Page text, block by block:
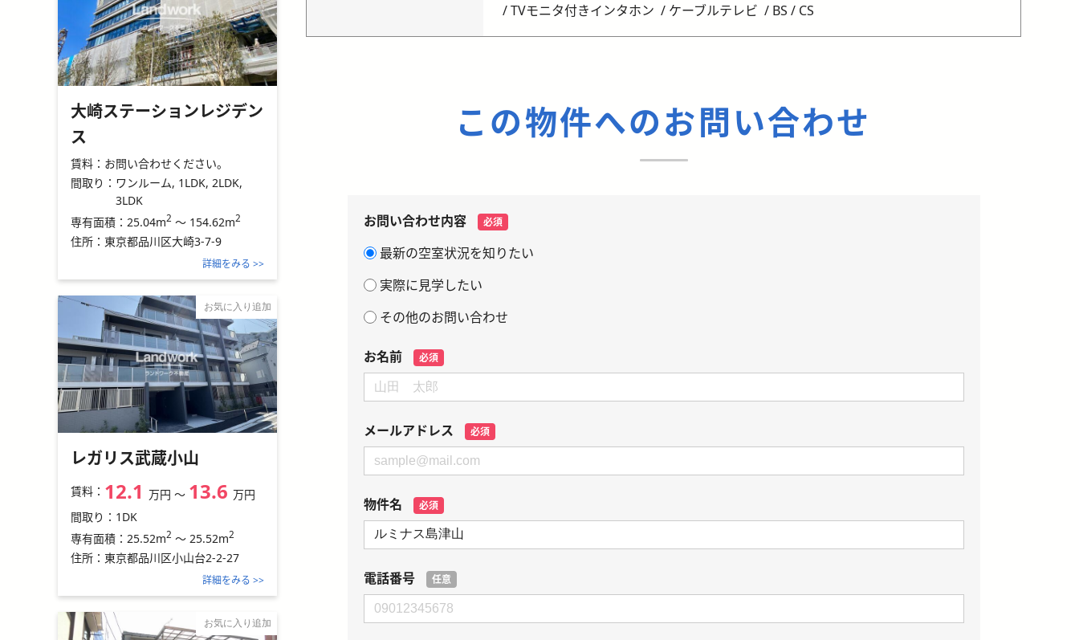
TVモニタ付きインタホン
ケーブルテレビ BS / CS
この物件へのお問い合わせ
お問い合わせ内容 必須
最新の空室状況を知りたい
実際に見学したい
その他のお問い合わせ
お名前 必須
メールアドレス 必須
物件名 必須
電話番号 任意
大崎ステーションレジデン
ス
賃料： お問い合わせください。
間取り： ワンルーム, 1LDK, 2LDK,
3LDK
専有面積： 25.04m2 ～ 154.62m2
住所： 東京都品川区大崎3-7-9
詳細をみる >>
お気に入り追加
レガリス武蔵小山
賃料： 12.1 万円 〜 13.6 万円
間取り： 1DK
専有面積： 25.52m2 ～ 25.52m2
住所： 東京都品川区小山台2-2-27
詳細をみる >>
お気に入り追加